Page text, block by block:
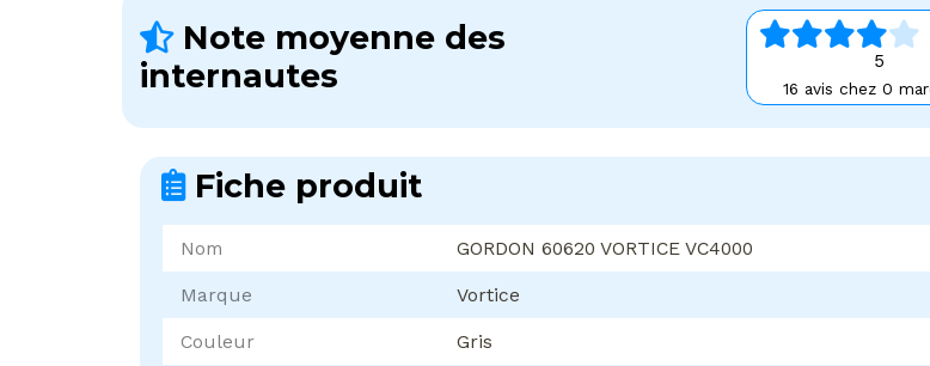
Note moyenne des
internautes
5
16 avis chez 0
Fiche produit
Nom GORDON 60620 VORTICE VC4000
Marque Vortice
Couleur Gris